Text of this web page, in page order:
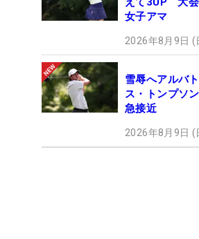
女子アマ
2026年8月9日 (
雪辱へアルバ
ス・トンプソ
急接近
2026年8月9日 (